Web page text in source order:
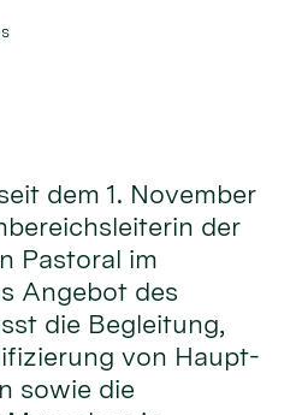
dem 1. November
der
Pastoral im
Angebot des
die Begleitung,
von Haupt-
sowie die